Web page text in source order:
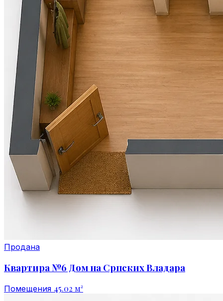
Продана
Квартира №6 Дом на Српских Владара
Помещения 45.02 м²